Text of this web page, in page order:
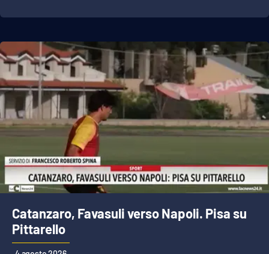
Catanzaro, Favasuli verso Napoli. Pisa su
Pittarello